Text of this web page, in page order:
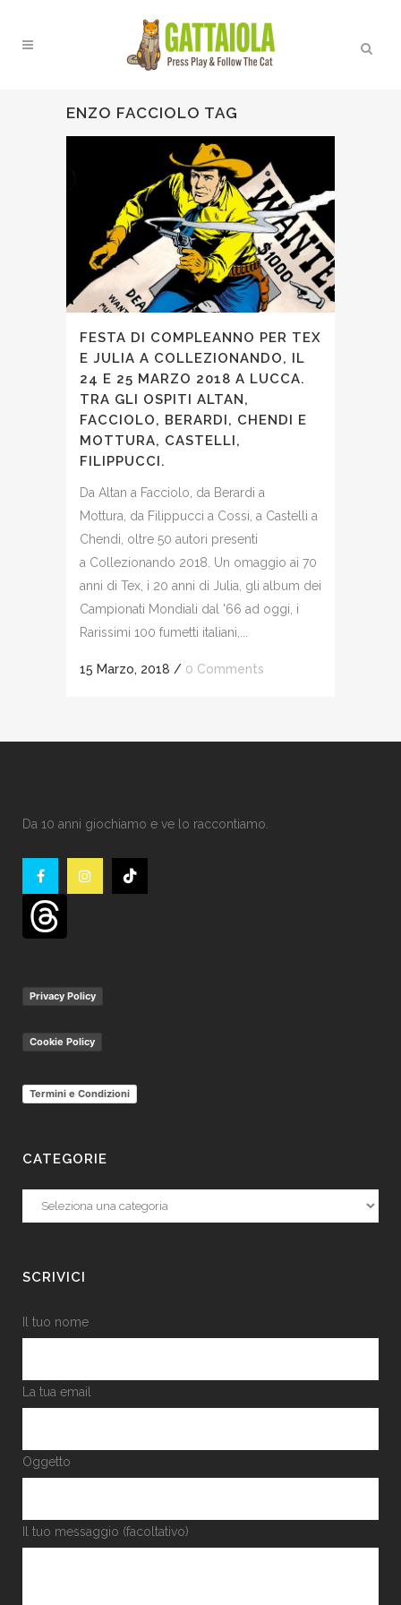
ENZO FACCIOLO TAG
FESTA DI COMPLEANNO PER TEX
E JULIA A COLLEZIONANDO, IL
24 E 25 MARZO 2018 A LUCCA.
TRA GLI OSPITI ALTAN,
FACCIOLO, BERARDI, CHENDI E
MOTTURA, CASTELLI,
FILIPPUCCI.
Da Altan a Facciolo, da Berardi a
Mottura, da Filippucci a Cossi, a Castelli a
Chendi, oltre 50 autori presenti
a Collezionando 2018. Un omaggio ai 70
anni di Tex, i 20 anni di Julia, gli album dei
Campionati Mondiali dal '66 ad oggi, i
Rarissimi 100 fumetti italiani,...
15 Marzo, 2018 / 0 Comments
Da 10 anni giochiamo e ve lo raccontiamo.
Privacy Policy
Cookie Policy
Termini e Condizioni
CATEGORIE
Categorie
SCRIVICI
Il tuo nome
La tua email
Oggetto
Il tuo messaggio (facoltativo)